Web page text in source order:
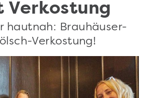
Verkostung
hautnah: Brauhäuser-
Verkostung!